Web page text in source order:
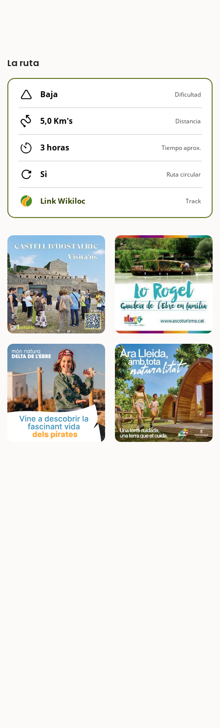
La ruta
Baja Dificultad
5,0 Km's Distancia
3 horas Tiempo aprox.
Si Ruta circular
Link Wikiloc Track